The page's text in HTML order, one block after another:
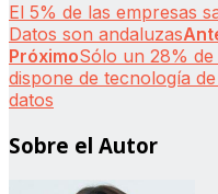
El 5% de las empresas
Datos son andaluzas
PróximoSólo un 28%
dispone de tecnología
datos
Sobre el Autor